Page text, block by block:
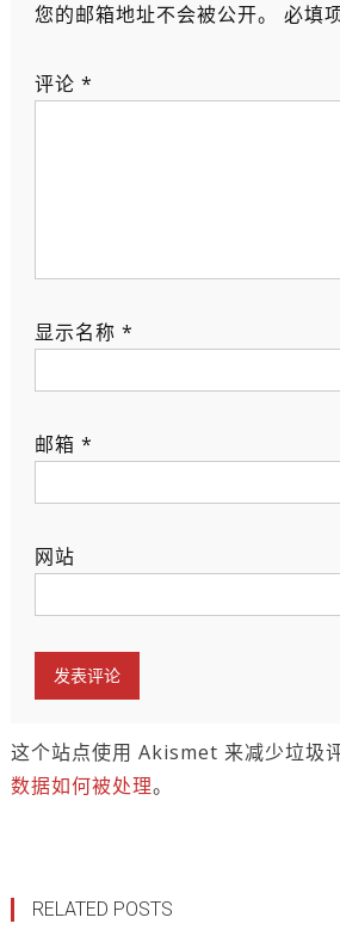
您的邮箱地址不会被公开。 必填
评论 *
显示名称 *
邮箱 *
网站
这个站点使用 Akismet 来减少垃圾评
数据如何被处理。
RELATED POSTS